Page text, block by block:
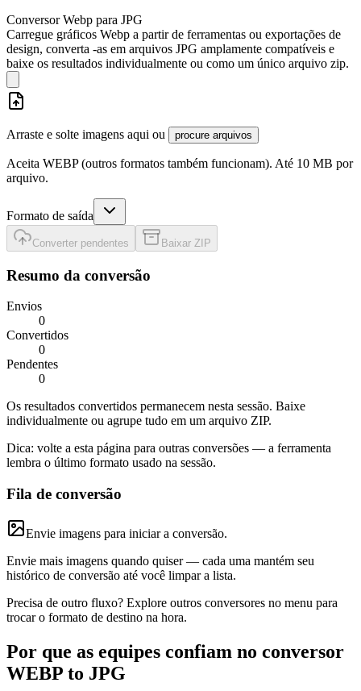
Conversor Webp para JPG
Carregue gráficos Webp a partir de ferramentas ou exportações de
design, converta -as em arquivos JPG amplamente compatíveis e
baixe os resultados individualmente ou como um único arquivo zip.
Arraste e solte imagens aqui ou procure arquivos
Aceita WEBP (outros formatos também funcionam). Até 10 MB por
arquivo.
Formato de saída
Converter pendentes Baixar ZIP
Resumo da conversão
Envios
0
Convertidos
0
Pendentes
0
Os resultados convertidos permanecem nesta sessão. Baixe
individualmente ou agrupe tudo em um arquivo ZIP.
Dica: volte a esta página para outras conversões — a ferramenta
lembra o último formato usado na sessão.
Fila de conversão
Envie imagens para iniciar a conversão.
Envie mais imagens quando quiser — cada uma mantém seu
histórico de conversão até você limpar a lista.
Precisa de outro fluxo? Explore outros conversores no menu para
trocar o formato de destino na hora.
Por que as equipes confiam no conversor
WEBP to JPG